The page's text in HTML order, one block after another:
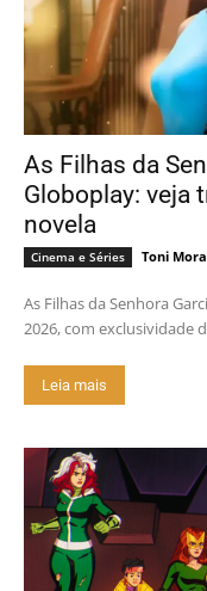
As Filhas da
Globoplay: veja
novela
Cinema e Séries Toni
As Filhas da Senhora
2026, com exclusividade
Leia mais